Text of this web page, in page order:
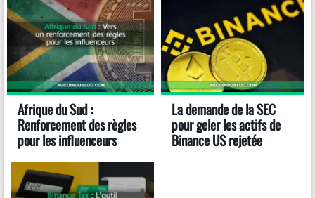
Afrique du Sud :
Renforcement des règles
pour les influenceurs
La demande de la SEC
pour geler les actifs de
Binance US rejetée